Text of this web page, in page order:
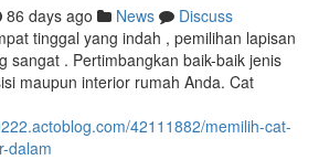
86 days ago News
Discuss
tinggal yang indah , pemilihan lapisan
sangat . Pertimbangkan baik-baik jenis
maupun interior rumah Anda. Cat
42111882/memilih-cat-
dalam